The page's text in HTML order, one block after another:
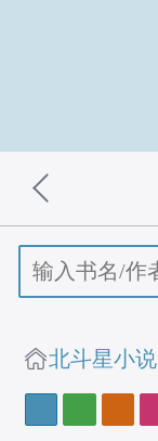
北斗星小